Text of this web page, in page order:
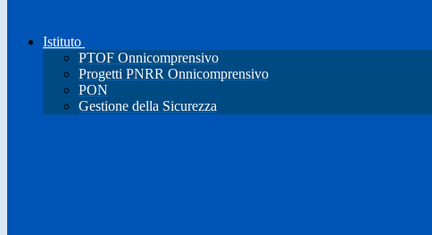
Istituto
PTOF Onnicomprensivo
Progetti PNRR Onnicomprensivo
PON
Gestione della Sicurezza